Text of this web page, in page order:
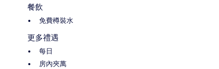
餐飲
免費樽裝水
更多禮遇
每日
房內夾萬